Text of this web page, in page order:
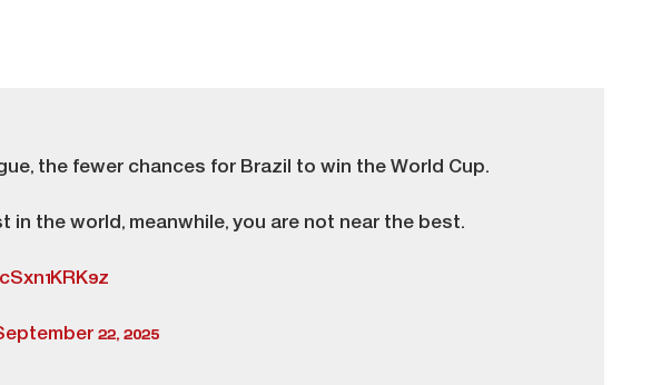
the fewer chances for Brazil to win the World Cup.
the world, meanwhile, you are not near the best.
22, 2025